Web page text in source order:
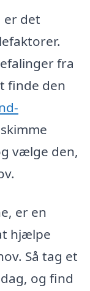
er det
fra
finde den
vælge den,
er en
hjælpe
Så tag et
og find